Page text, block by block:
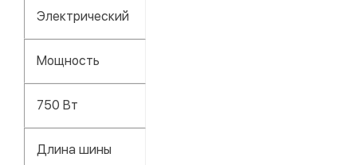
Электрический
Мощность
750 Вт
Длина шины